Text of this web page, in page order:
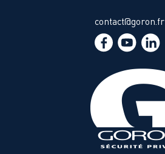
contact@goron.fr